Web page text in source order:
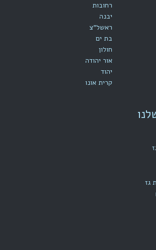
רחובות
יבנה
ראשל"צ
בת ים
חולון
אור יהודה
יהוד
קרית אונו
גז